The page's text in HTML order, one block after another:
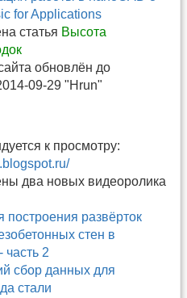
for Applications
статья Высота
обновлён до
09-29 "Hrun"
к просмотру:
два новых видеоролика
построения развёрток
стен в
2
сбор данных для
стали